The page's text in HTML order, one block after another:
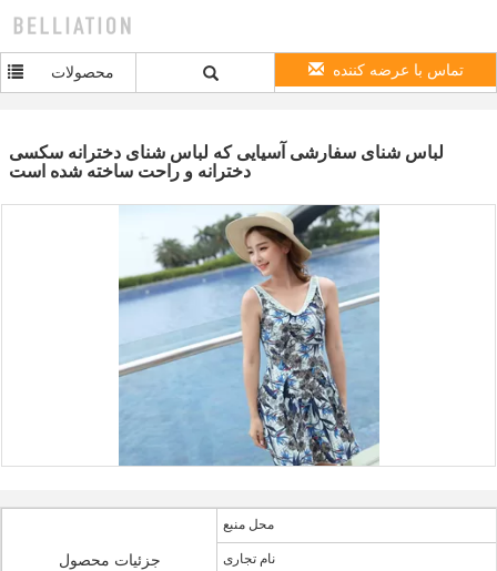
محصولات تماس با عرضه کننده
لباس شنای سفارشی آسیایی که لباس شنای دخترانه سکسی
دخترانه و راحت ساخته شده است
جزئیات محصول
محل منبع
نام تجاری